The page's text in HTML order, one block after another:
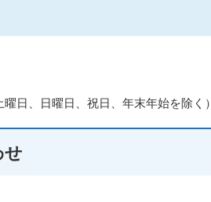
日、日曜日、祝日、年末年始を除く）
せ